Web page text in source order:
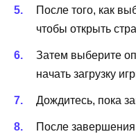
После того, как
чтобы открыть
Затем выберите
начать загрузку
Дождитесь, пока
После завершения